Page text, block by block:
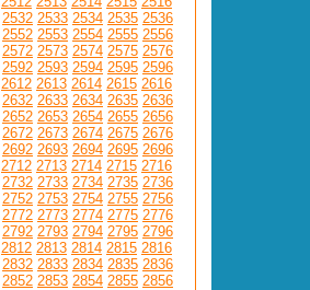
2532 2533 2534 2535 2536
2552 2553 2554 2555 2556
2572 2573 2574 2575 2576
2592 2593 2594 2595 2596
2612 2613 2614 2615 2616
2632 2633 2634 2635 2636
2652 2653 2654 2655 2656
2672 2673 2674 2675 2676
2692 2693 2694 2695 2696
2712 2713 2714 2715 2716
2732 2733 2734 2735 2736
2752 2753 2754 2755 2756
2772 2773 2774 2775 2776
2792 2793 2794 2795 2796
2812 2813 2814 2815 2816
2832 2833 2834 2835 2836
2852 2853 2854 2855 2856